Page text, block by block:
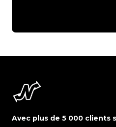
Avec plus de 5 000 clients